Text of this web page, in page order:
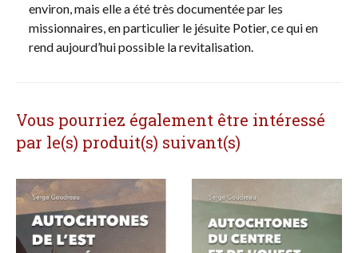
environ, mais elle a été très documentée par les
missionnaires, en particulier le jésuite Potier, ce qui en
rend aujourd’hui possible la revitalisation.
Vous pourriez également être intéressé
par le(s) produit(s) suivant(s)